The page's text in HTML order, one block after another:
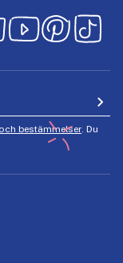
bestämmelser. Du